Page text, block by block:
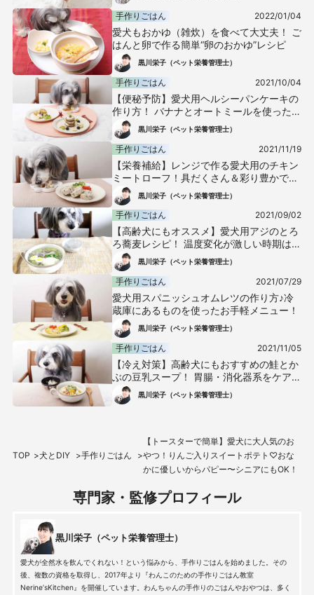
手作りごはん 2022/01/04
愛犬もおかゆ（雑炊）を食べて大丈夫！ ご
はんと卵で作る簡単“卵のおかゆ”レシピ
黒川栄子（ペット栄養管理士）
手作りごはん 2021/10/04
【便秘予防】愛犬用ヘルシーパンケーキの
作り方！ バナナとオートミールを使った食
物繊維たっぷりメニュー
黒川栄子（ペット栄養管理士）
手作りごはん 2021/11/19
【栄養補給】レンジで作る愛犬用のチキン
ミートローフ！具だくさん＆彩り豊かでク
リスマスやお正月にもおすすめ♪
黒川栄子（ペット栄養管理士）
手作りごはん 2021/09/02
【高齢犬にもオススメ】愛犬用アジのとろ
ろ蕎麦レシピ！ 温度変化が激しい時期は胃
腸の調子を整えてあげよう♪
黒川栄子（ペット栄養管理士）
手作りごはん 2021/07/29
愛犬用スパニッシュオムレツの作り方♪冷
蔵庫にあるものを使ったお手軽メニュー！
黒川栄子（ペット栄養管理士）
手作りごはん 2021/11/05
【冷え対策】高齢犬にもおすすめの鮭とか
ぶの豆乳スープ！ 胃腸・消化器系をケアし
て体の中から温めよう！
黒川栄子（ペット栄養管理士）
TOP 犬とDIY 手作りごはん
【トースターで簡単】愛犬に大人気のお
やつ！りんご入りスイートポテト♡おな
かに優しいからパピー〜シニアにもOK！
専門家・監修プロフィール
黒川栄子（ペット栄養管理士）
愛犬が全然水を飲んでくれない！という悩みから、手作りごはんを始めました。その
後、複数の資格を取得し、2017年より『わんこのための手作りごはん教室
Nerine’sKitchen』を開催しています。わんちゃんの手作りのごはんやおやつは、多く